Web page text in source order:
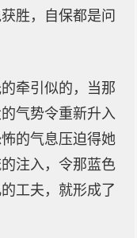
胜，自保都是问
牵引似的，当那
气势令重新升入
的气息压迫得她
注入，令那蓝色
工夫，就形成了